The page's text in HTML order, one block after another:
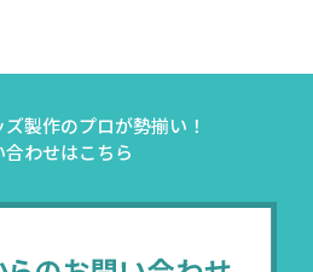
製作のプロが勢揃い！
合わせはこちら